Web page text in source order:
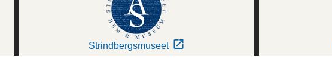
Strindbergsmuseet